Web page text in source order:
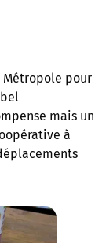
Métropole pour
mais un
à